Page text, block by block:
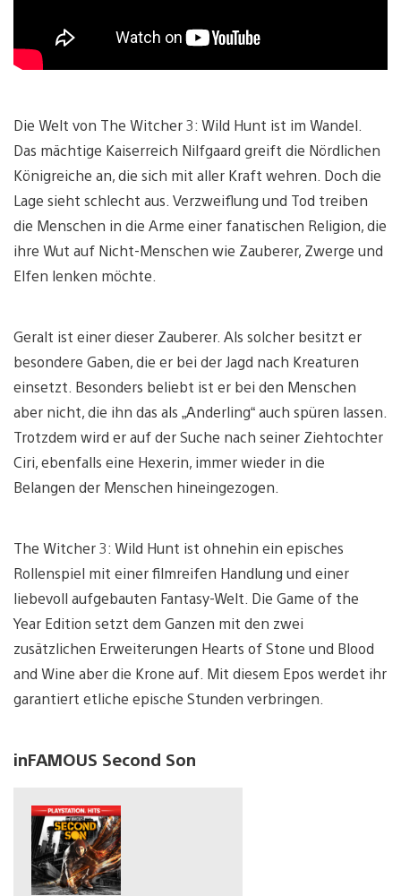
Die Welt von The Witcher 3: Wild Hunt ist im Wandel.
Das mächtige Kaiserreich Nilfgaard greift die Nördlichen
Königreiche an, die sich mit aller Kraft wehren. Doch die
Lage sieht schlecht aus. Verzweiflung und Tod treiben
die Menschen in die Arme einer fanatischen Religion, die
ihre Wut auf Nicht-Menschen wie Zauberer, Zwerge und
Elfen lenken möchte.
Geralt ist einer dieser Zauberer. Als solcher besitzt er
besondere Gaben, die er bei der Jagd nach Kreaturen
einsetzt. Besonders beliebt ist er bei den Menschen
aber nicht, die ihn das als „Anderling“ auch spüren lassen.
Trotzdem wird er auf der Suche nach seiner Ziehtochter
Ciri, ebenfalls eine Hexerin, immer wieder in die
Belangen der Menschen hineingezogen.
The Witcher 3: Wild Hunt ist ohnehin ein episches
Rollenspiel mit einer filmreifen Handlung und einer
liebevoll aufgebauten Fantasy-Welt. Die Game of the
Year Edition setzt dem Ganzen mit den zwei
zusätzlichen Erweiterungen Hearts of Stone und Blood
and Wine aber die Krone auf. Mit diesem Epos werdet ihr
garantiert etliche epische Stunden verbringen.
inFAMOUS Second Son